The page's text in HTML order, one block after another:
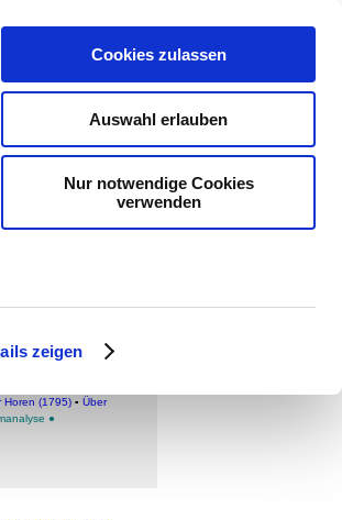
zeigen
Cookies zulassen
Auswahl erlauben
Nur notwendige Cookies
verwenden
Horen (1795) ▪ Über
●